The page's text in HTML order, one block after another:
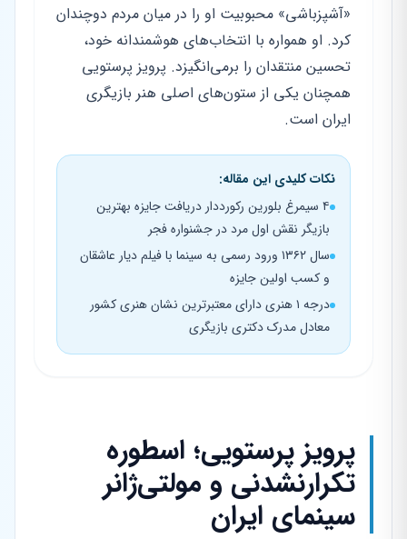
«آشپزباشی» محبوبیت او را در میان مردم دوچندان
کرد. او همواره با انتخاب‌های هوشمندانه خود،
تحسین منتقدان را برمی‌انگیزد. پرویز پرستویی
همچنان یکی از ستون‌های اصلی هنر بازیگری
ایران است.
نکات کلیدی این مقاله:
۴ سیمرغ بلورین رکورددار دریافت جایزه بهترین
بازیگر نقش اول مرد در جشنواره فجر
سال ۱۳۶۲ ورود رسمی به سینما با فیلم دیار عاشقان
و کسب اولین جایزه
درجه ۱ هنری دارای معتبرترین نشان هنری کشور
معادل مدرک دکتری بازیگری
پرویز پرستویی؛ اسطوره
تکرارنشدنی و مولتی‌ژانر
سینمای ایران